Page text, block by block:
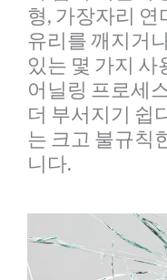
형, 가장자리 연
유리를 깨지거
있는 몇 가지 사
어닐링 프로세
더 부서지기 쉽
는 크고 불규칙
니다.